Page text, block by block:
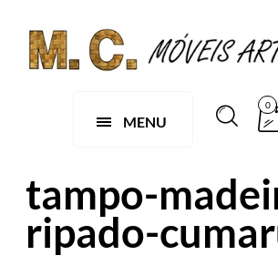
MENU
0
tampo-
ripado-